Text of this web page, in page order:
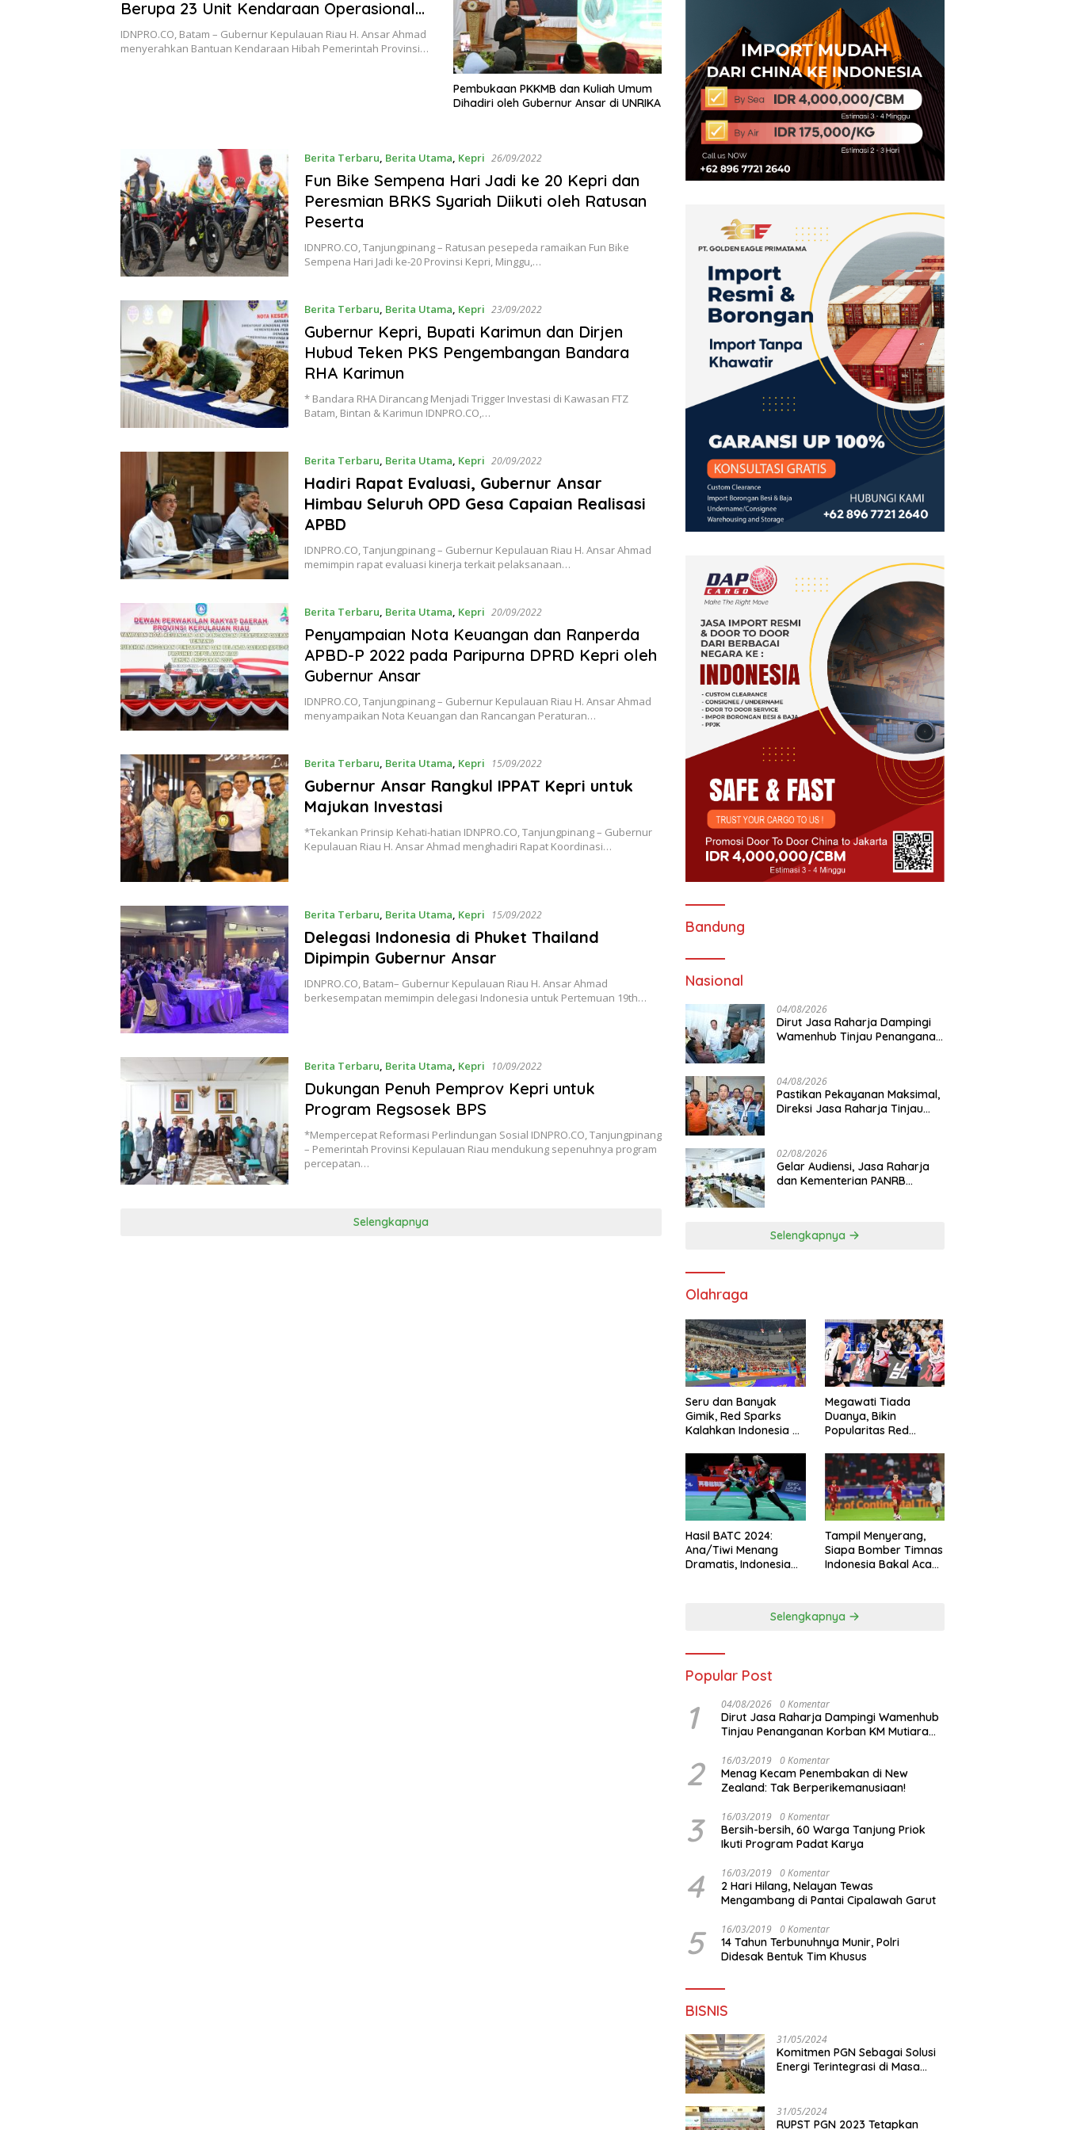
Berupa 23 Unit Kendaraan Operasional
Untuk Organisasi dan Yayasan Se-Kota
Batam
IDNPRO.CO, Batam – Gubernur Kepulauan Riau H. Ansar Ahmad
menyerahkan Bantuan Kendaraan Hibah Pemerintah Provinsi…
Pembukaan PKKMB dan Kuliah Umum
Dihadiri oleh Gubernur Ansar di UNRIKA
Berita Terbaru, Berita Utama, Kepri 26/09/2022
Fun Bike Sempena Hari Jadi ke 20 Kepri dan
Peresmian BRKS Syariah Diikuti oleh Ratusan
Peserta
IDNPRO.CO, Tanjungpinang – Ratusan pesepeda ramaikan Fun Bike
Sempena Hari Jadi ke-20 Provinsi Kepri, Minggu,…
Berita Terbaru, Berita Utama, Kepri 23/09/2022
Gubernur Kepri, Bupati Karimun dan Dirjen
Hubud Teken PKS Pengembangan Bandara
RHA Karimun
* Bandara RHA Dirancang Menjadi Trigger Investasi di Kawasan FTZ
Batam, Bintan & Karimun IDNPRO.CO,…
Berita Terbaru, Berita Utama, Kepri 20/09/2022
Hadiri Rapat Evaluasi, Gubernur Ansar
Himbau Seluruh OPD Gesa Capaian Realisasi
APBD
IDNPRO.CO, Tanjungpinang – Gubernur Kepulauan Riau H. Ansar Ahmad
memimpin rapat evaluasi kinerja terkait pelaksanaan…
Berita Terbaru, Berita Utama, Kepri 20/09/2022
Penyampaian Nota Keuangan dan Ranperda
APBD-P 2022 pada Paripurna DPRD Kepri oleh
Gubernur Ansar
IDNPRO.CO, Tanjungpinang – Gubernur Kepulauan Riau H. Ansar Ahmad
menyampaikan Nota Keuangan dan Rancangan Peraturan…
Berita Terbaru, Berita Utama, Kepri 15/09/2022
Gubernur Ansar Rangkul IPPAT Kepri untuk
Majukan Investasi
*Tekankan Prinsip Kehati-hatian IDNPRO.CO, Tanjungpinang – Gubernur
Kepulauan Riau H. Ansar Ahmad menghadiri Rapat Koordinasi…
Berita Terbaru, Berita Utama, Kepri 15/09/2022
Delegasi Indonesia di Phuket Thailand
Dipimpin Gubernur Ansar
IDNPRO.CO, Batam– Gubernur Kepulauan Riau H. Ansar Ahmad
berkesempatan memimpin delegasi Indonesia untuk Pertemuan 19th…
Berita Terbaru, Berita Utama, Kepri 10/09/2022
Dukungan Penuh Pemprov Kepri untuk
Program Regsosek BPS
*Mempercepat Reformasi Perlindungan Sosial IDNPRO.CO, Tanjungpinang
– Pemerintah Provinsi Kepulauan Riau mendukung sepenuhnya program
percepatan…
Selengkapnya
Bandung
Nasional
04/08/2026
Dirut Jasa Raharja Dampingi
Wamenhub Tinjau Penanganan
04/08/2026
Pastikan Pekayanan Maksimal,
Direksi Jasa Raharja Tinjau
02/08/2026
Gelar Audiensi, Jasa Raharja
dan Kementerian PANRB
Selengkapnya
Olahraga
Seru dan Banyak
Gimik, Red Sparks
Kalahkan Indonesia All
Megawati Tiada
Duanya, Bikin
Popularitas Red
Hasil BATC 2024:
Ana/Tiwi Menang
Dramatis, Indonesia
Tampil Menyerang,
Siapa Bomber Timnas
Indonesia Bakal Acak-
Selengkapnya
Popular Post
1 04/08/2026 0 Komentar
Dirut Jasa Raharja Dampingi Wamenhub
Tinjau Penanganan Korban KM Mutiara
2 16/03/2019 0 Komentar
Menag Kecam Penembakan di New
Zealand: Tak Berperikemanusiaan!
3 16/03/2019 0 Komentar
Bersih-bersih, 60 Warga Tanjung Priok
Ikuti Program Padat Karya
4 16/03/2019 0 Komentar
2 Hari Hilang, Nelayan Tewas
Mengambang di Pantai Cipalawah Garut
5 16/03/2019 0 Komentar
14 Tahun Terbunuhnya Munir, Polri
Didesak Bentuk Tim Khusus
BISNIS
31/05/2024
Komitmen PGN Sebagai Solusi
Energi Terintegrasi di Masa
31/05/2024
RUPST PGN 2023 Tetapkan